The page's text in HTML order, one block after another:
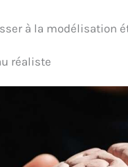
à la modélisation
réaliste